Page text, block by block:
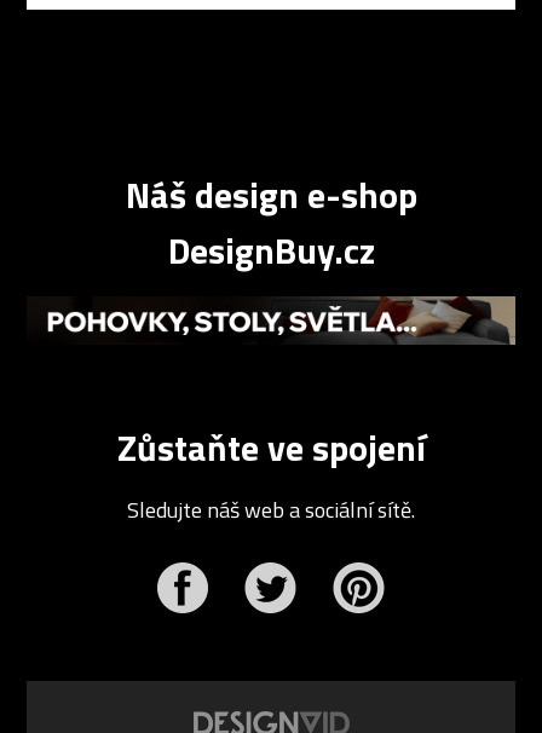
Náš design e-shop
DesignBuy.cz
Zůstaňte ve spojení
Sledujte náš web a sociální sítě.